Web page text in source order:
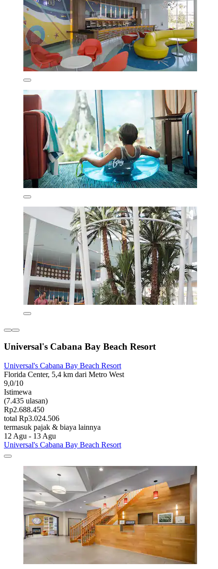
Universal's Cabana Bay Beach Resort
Universal's Cabana Bay Beach Resort
Florida Center, 5,4 km dari Metro West
9,0/10
Istimewa
(7.435 ulasan)
Rp2.688.450
total Rp3.024.506
termasuk pajak & biaya lainnya
12 Agu - 13 Agu
Universal's Cabana Bay Beach Resort